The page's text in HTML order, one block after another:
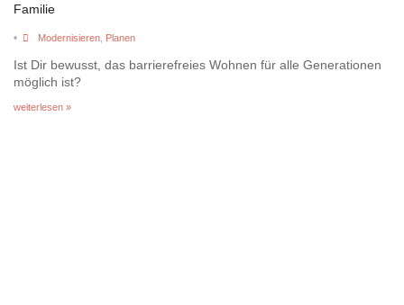
Familie
• Modernisieren, Planen
Ist Dir bewusst, das barrierefreies Wohnen für alle Generationen
möglich ist?
weiterlesen »